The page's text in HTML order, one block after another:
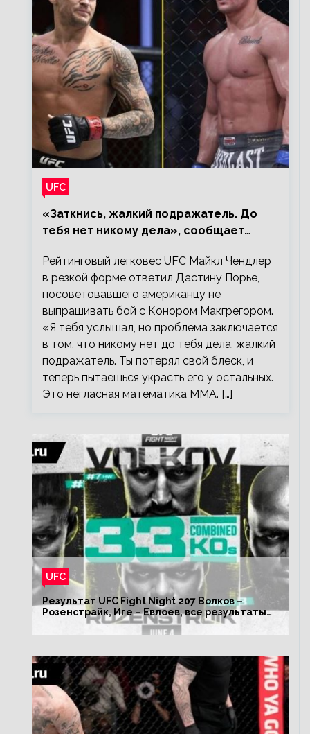
UFC
«Заткнись, жалкий подражатель. До
тебя нет никому дела», сообщает
Рейтинговый легковес UFC Майкл Чендлер
в резкой форме ответил Дастину Порье,
посоветовавшего американцу не
выпрашивать бой с Конором Макгрегором.
«Я тебя услышал, но проблема заключается
в том, что никому нет до тебя дела, жалкий
подражатель. Ты потерял свой блеск, и
теперь пытаешься украсть его у остальных.
Это негласная математика ММА. […]
UFC
Результат UFC Fight Night 207 Волков –
Розенстрайк, Иге – Евлоев, все результаты
турнира ЮФС ФН 207